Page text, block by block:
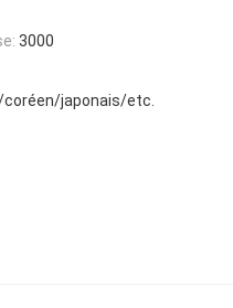
3000
japonais/etc.